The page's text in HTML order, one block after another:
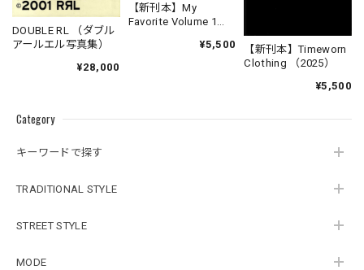
Category
キーワードで探す
TRADITIONAL STYLE
STREET STYLE
MODE
DOUBLE RL （ダブル
アールエル写真集）
¥28,000
【新刊本】My
Favorite Volume 1
¥5,500
【新刊本】Timeworn
Clothing （2025）
¥5,500